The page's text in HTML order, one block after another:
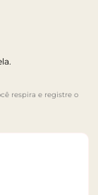
respira e registre o